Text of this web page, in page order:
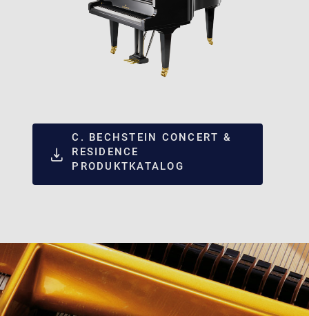
C. BECHSTEIN CONCERT &
RESIDENCE
PRODUKTKATALOG